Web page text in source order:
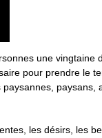
une vingtaine
pour prendre le
paysans,
les désirs, les